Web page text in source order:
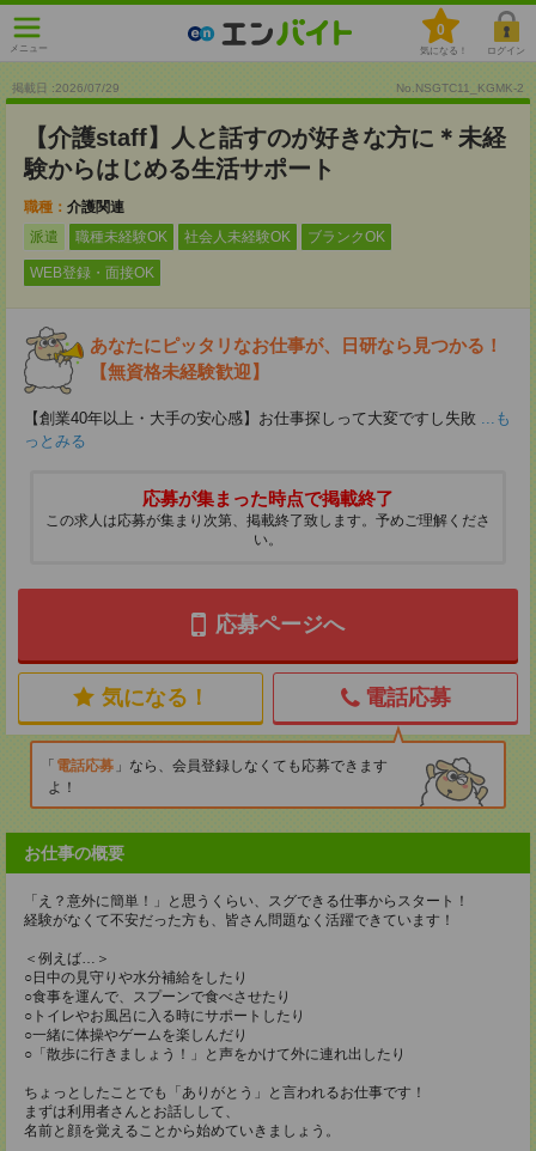
メニュー
0
気になる！ ログイン
掲載日 :2026/07/29 No.NSGTC11_KGMK-2
【介護staff】人と話すのが好きな方に＊未経
験からはじめる生活サポート
職種： 介護関連
派遣
職種未経験OK 社会人未経験OK ブランクOK
WEB登録・面接OK
あなたにピッタリなお仕事が、日研なら見つかる！
【無資格未経験歓迎】
【創業40年以上・大手の安心感】お仕事探しって大変ですし失敗 ...も
っとみる
応募が集まった時点で掲載終了
この求人は応募が集まり次第、掲載終了致します。予めご理解くださ
い。
応募ページへ
気になる！ 電話応募
電話応募
なら、会員登録しなくても応募できます
よ！
お仕事の概要
「え？意外に簡単！」と思うくらい、スグできる仕事からスタート！
経験がなくて不安だった方も、皆さん問題なく活躍できています！
＜例えば…＞
○日中の見守りや水分補給をしたり
○食事を運んで、スプーンで食べさせたり
○トイレやお風呂に入る時にサポートしたり
○一緒に体操やゲームを楽しんだり
○「散歩に行きましょう！」と声をかけて外に連れ出したり
ちょっとしたことでも「ありがとう」と言われるお仕事です！
まずは利用者さんとお話しして、
名前と顔を覚えることから始めていきましょう。